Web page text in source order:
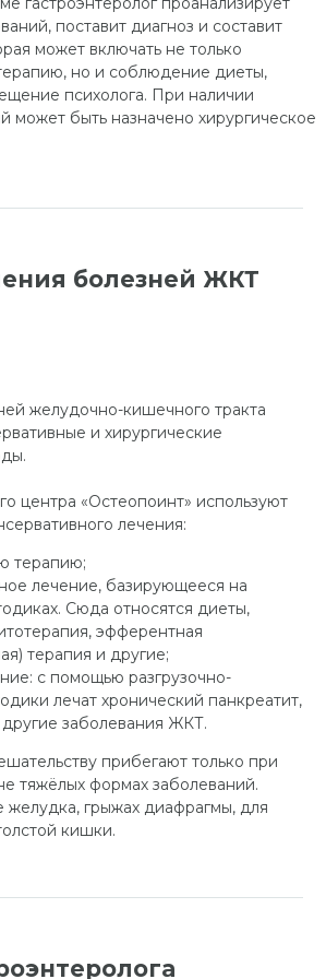
поставит диагноз и составит
может включать не только
но и соблюдение диеты,
психолога. При наличии
может быть назначено хирургическое
болезней ЖКТ
желудочно-кишечного тракта
и хирургические
центра «Остеопоинт» используют
лечения:
терапию;
лечение, базирующееся на
Сюда относятся диеты,
эфферентная
терапия и другие;
с помощью разгрузочно-
лечат хронический панкреатит,
другие заболевания ЖКТ.
прибегают только при
тяжёлых формах заболеваний.
желудка, грыжах диафрагмы, для
кишки.